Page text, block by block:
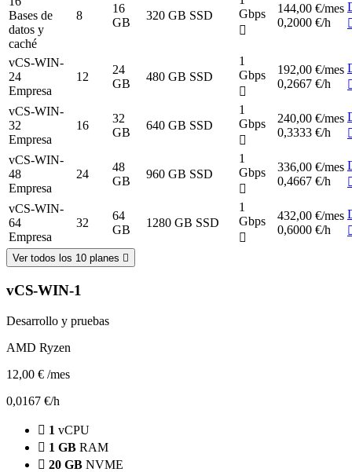
Bases de
datos y
caché
8
16
GB
320 GB SSD
Gbps
144,00 €/mes
0,2000 €/h
vCS-WIN-
24
Empresa
12
24
GB
480 GB SSD
1
Gbps
192,00 €/mes
0,2667 €/h
vCS-WIN-
32
Empresa
16
32
GB
640 GB SSD
1
Gbps
240,00 €/mes
0,3333 €/h
vCS-WIN-
48
Empresa
24
48
GB
960 GB SSD
1
Gbps
336,00 €/mes
0,4667 €/h
vCS-WIN-
64
Empresa
32
64
GB
1280 GB SSD
1
Gbps
432,00 €/mes
0,6000 €/h
Ver todos los 10 planes
vCS-WIN-1
Desarrollo y pruebas
AMD Ryzen
12,00 € /mes
0,0167 €/h
1 vCPU
1 GB RAM
20 GB NVME